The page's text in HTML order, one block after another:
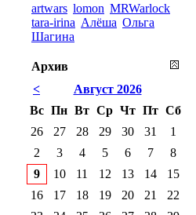
artwars lomon MRWarlock
tara-irina Алёша Ольга
Шагина
Архив
<
Август 2026
Вс Пн Вт Ср Чт Пт Сб
26
27 28 29 30 31
1
2
3 4 5 6 7
8
9
10 11 12 13 14
15
16
17 18 19 20 21
22